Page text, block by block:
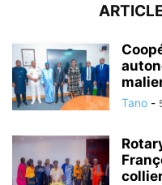
Tano -